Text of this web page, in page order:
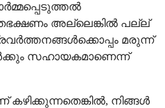
അല്ലെങ്കിൽ പല്ല്
മരുന്ന്
സഹായകമാണെന്ന്
നിങ്ങൾ